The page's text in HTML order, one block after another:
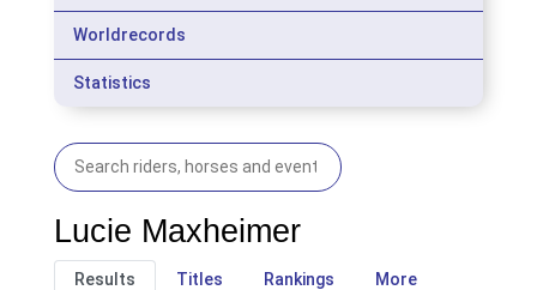
Worldrecords
Statistics
Lucie Maxheimer
Results Titles Rankings More